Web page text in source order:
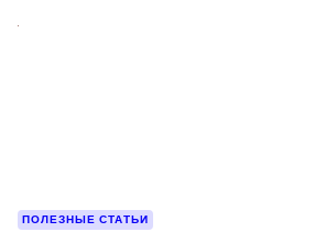
ПОЛЕЗНЫЕ СТАТЬИ